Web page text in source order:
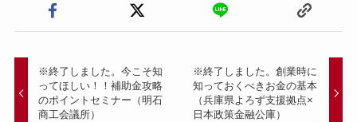
※終了しました。今こそ知
ってほしい！！補助金攻略
のポイントセミナー（明石
商工会議所）
※終了しました。創業時に
知っておくべきお金の基本
（兵庫県よろず支援拠点×
日本政策金融公庫）